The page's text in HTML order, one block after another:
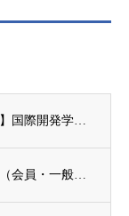
【第３報】国際開発学会第３７回全国大会：発表申込期間に関するお知らせ （学会入会申請期...
開催案内（会員・一般）：8/15 清末愛砂さん「女と戦争」＠上智大